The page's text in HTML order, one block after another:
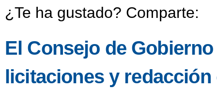
¿Te ha gustado? Comparte:
El Consejo de
licitaciones y